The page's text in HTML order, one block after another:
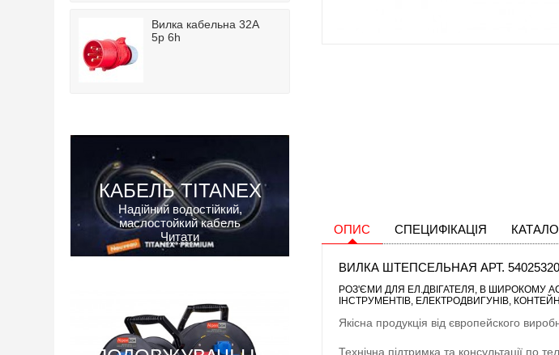
Вилка кабельна 32A
5p 6h
КАБЕЛЬ TITANEX
Надійний водостійкий,
маслостойкий кабель
Читати
ОПИС СПЕЦИФІКАЦІЯ
ВИЛКА ШТЕПСЕЛЬНАЯ АРТ.
РОЗ'ЄМИ ДЛЯ ЕЛ.ДВІГАТЕЛЯ , В ШИРОКОМУ
ІНСТРУМЕНТІВ, ЕЛЕКТРОДВИГУНІВ,
Якісна продукція від європейского
Технічна підтримка та консультації по